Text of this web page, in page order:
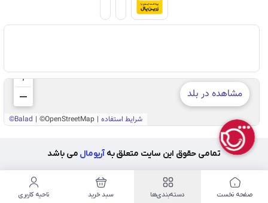
تمامی حقوق این سایت متعلق بهآریومال می باشد
صفحه نخست دسته‌بندی‌ها سبد خرید ناحیه کاربری